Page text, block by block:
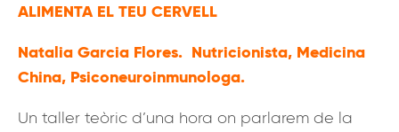
ALIMENTA EL TEU CERVELL
Natalia Garcia Flores. Nutricionista, Medicina
China, Psiconeuroinmunologa.
Un taller teòric d’una hora on parlarem de la